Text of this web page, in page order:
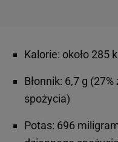
Kalorie: około 285
Błonnik: 6,7 g
spożycia)
Potas: 696